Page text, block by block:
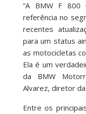
“A BMW F 800
referência no
recentes
para um status
as motocicletas
Ela é um
da BMW
Alvarez, diretor
Entre os